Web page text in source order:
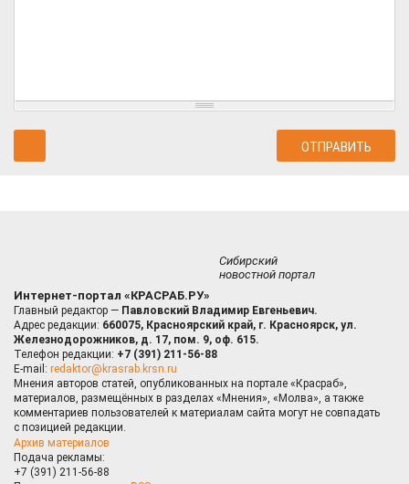
Сибирский
новостной портал
Интернет-портал «КРАСРАБ.РУ»
Главный редактор — Павловский Владимир Евгеньевич.
Адрес редакции: 660075, Красноярский край, г. Красноярск, ул.
Железнодорожников, д. 17, пом. 9, оф. 615.
Телефон редакции: +7 (391) 211-56-88
E-mail: redaktor@krasrab.krsn.ru
Мнения авторов статей, опубликованных на портале «Красраб»,
материалов, размещённых в разделах «Мнения», «Молва», а также
комментариев пользователей к материалам сайта могут не совпадать
с позицией редакции.
Архив материалов
Подача рекламы:
+7 (391) 211-56-88